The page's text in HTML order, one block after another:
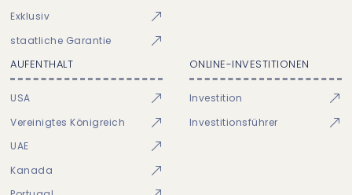
Exklusiv
staatliche Garantie
AUFENTHALT
USA
Vereinigtes Königreich
UAE
Kanada
ONLINE-INVESTITIONEN
Investition
Investitionsführer